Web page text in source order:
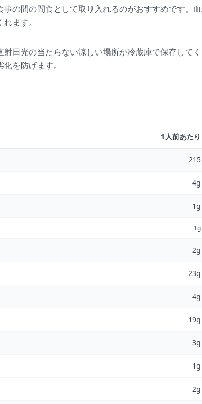
の間の間食として取り入れるのがおすすめです。
ます。
日光の当たらない涼しい場所か冷蔵庫で保存して
を防げます。
1人前あたり
215
4g
1g
1g
2g
23g
4g
19g
3g
1g
2g